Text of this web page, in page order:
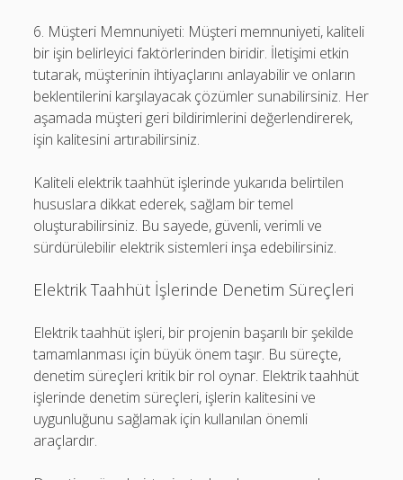
6. Müşteri Memnuniyeti: Müşteri memnuniyeti, kaliteli
bir işin belirleyici faktörlerinden biridir. İletişimi etkin
tutarak, müşterinin ihtiyaçlarını anlayabilir ve onların
beklentilerini karşılayacak çözümler sunabilirsiniz. Her
aşamada müşteri geri bildirimlerini değerlendirerek,
işin kalitesini artırabilirsiniz.
Kaliteli elektrik taahhüt işlerinde yukarıda belirtilen
hususlara dikkat ederek, sağlam bir temel
oluşturabilirsiniz. Bu sayede, güvenli, verimli ve
sürdürülebilir elektrik sistemleri inşa edebilirsiniz.
Elektrik Taahhüt İşlerinde Denetim Süreçleri
Elektrik taahhüt işleri, bir projenin başarılı bir şekilde
tamamlanması için büyük önem taşır. Bu süreçte,
denetim süreçleri kritik bir rol oynar. Elektrik taahhüt
işlerinde denetim süreçleri, işlerin kalitesini ve
uygunluğunu sağlamak için kullanılan önemli
araçlardır.